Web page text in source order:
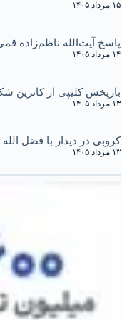
۱۵ مرداد ۱۴۰۵
پاسخ آیت‌الله ناظم‌زاده
۱۴ مرداد ۱۴۰۵
بازپخش کلیپی از کاترین
۱۳ مرداد ۱۴۰۵
کروبی در دیدار با فضل
۱۳ مرداد ۱۴۰۵